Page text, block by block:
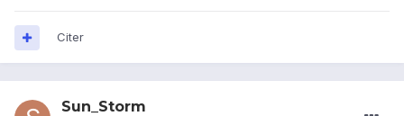
Citer
Sun_Storm